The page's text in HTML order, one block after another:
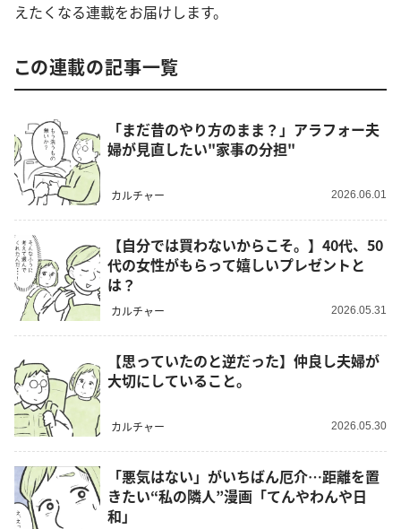
えたくなる連載をお届けします。
この連載の記事一覧
「まだ昔のやり方のまま？」アラフォー夫
婦が見直したい"家事の分担"
カルチャー 2026.06.01
【自分では買わないからこそ。】40代、50
代の女性がもらって嬉しいプレゼントと
は？
カルチャー 2026.05.31
【思っていたのと逆だった】仲良し夫婦が
大切にしていること。
カルチャー 2026.05.30
「悪気はない」がいちばん厄介…距離を置
きたい“私の隣人”漫画「てんやわんや日
和」